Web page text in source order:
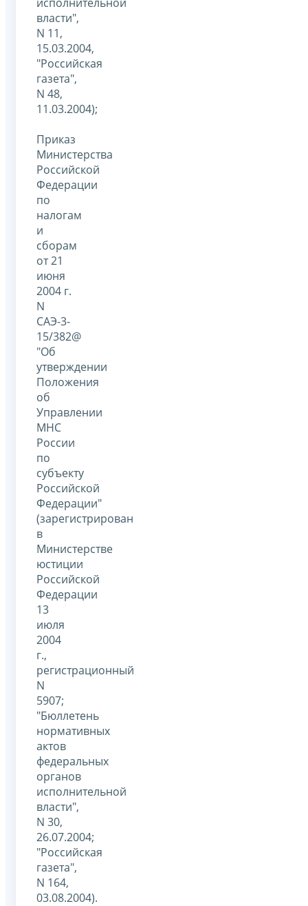
власти",
N 11,
15.03.2004,
"Российская
газета",
N 48,
11.03.2004);
Приказ
Министерства
Российской
Федерации
по
налогам
и
сборам
от 21
июня
2004 г.
N
САЭ-3-
15/382@
"Об
утверждении
Положения
об
Управлении
МНС
России
по
субъекту
Российской
Федерации"
(зарегистрирован
в
Министерстве
юстиции
Российской
Федерации
13
июля
2004
г.,
регистрационный
N
5907;
"Бюллетень
нормативных
актов
федеральных
органов
исполнительной
власти",
N 30,
26.07.2004;
"Российская
газета",
N 164,
03.08.2004).